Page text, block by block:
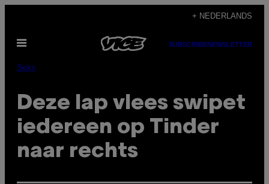
de
inhoud
+ NEDERLANDS
Open
SUBSCRIBENEWSLETTER
Seks
Deze lap vlees swipet
iedereen op Tinder
naar rechts